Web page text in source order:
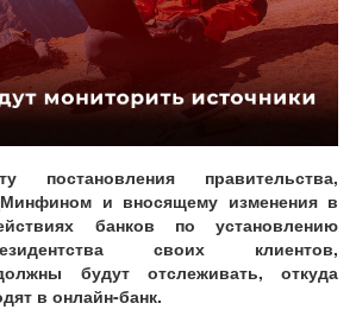
постановления правительства,
Минфином и вносящему изменения в
банков по установлению
своих клиентов,
будут отслеживать, откуда
в онлайн-банк.